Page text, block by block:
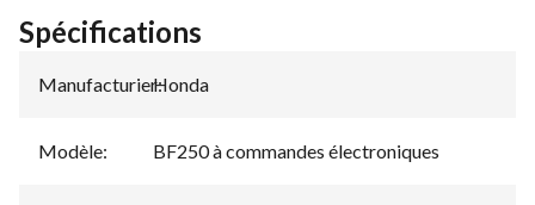
Spécifications
Manufacturier:
Honda
Modèle: BF250 à commandes électroniques